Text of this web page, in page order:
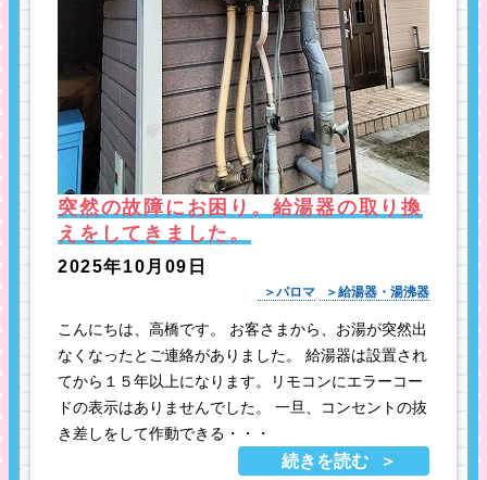
突然の故障にお困り。給湯器の取り換
えをしてきました。
2025年10月09日
パロマ 給湯器・湯沸器
こんにちは、高橋です。 お客さまから、お湯が突然出
なくなったとご連絡がありました。 給湯器は設置され
てから１５年以上になります。リモコンにエラーコー
ドの表示はありませんでした。 一旦、コンセントの抜
き差しをして作動できる・・・
続きを読む